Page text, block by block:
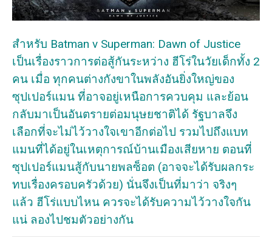
สำหรับ Batman v Superman: Dawn of Justice
เป็นเรื่องราวการต่อสู้กันระหว่าง ฮีโร่ในวัยเด็กทั้ง 2
คน เมื่อ ทุกคนต่างกังขาในพลังอันยิ่งใหญ่ของ
ซุปเปอร์แมน ที่อาจอยู่เหนือการควบคุม และย้อน
กลับมาเป็นอันตรายต่อมนุษยชาติได้ รัฐบาลจึง
เลือกที่จะไม่ไว้วางใจเขาอีกต่อไป รวมไปถึงแบท
แมนที่ได้อยู่ในเหตุการณ์บ้านเมืองเสียหาย ตอนที่
ซุปเปอร์แมนสู้กับนายพลซ็อต (อาจจะได้รับผลกระ
ทบเรื่องครอบครัวด้วย) นั่นจึงเป็นที่มาว่า จริงๆ
แล้ว ฮีโร่แบบไหน ควรจะได้รับความไว้วางใจกัน
แน่ ลองไปชมตัวอย่างกัน